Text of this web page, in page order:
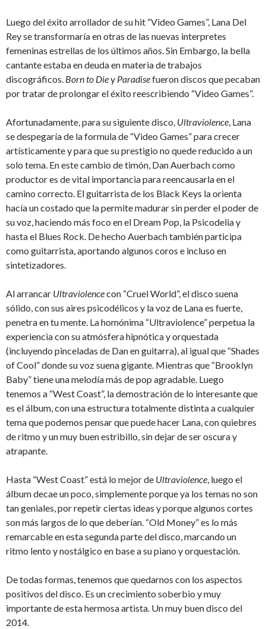
Luego del éxito arrollador de su hit “Video Games”, Lana Del
Rey se transformaría en otras de las nuevas interpretes
femeninas estrellas de los últimos años. Sin Embargo, la bella
cantante estaba en deuda en materia de trabajos
discográficos. Born to Diey Paradisefueron discos que pecaban
por tratar de prolongar el éxito reescribiendo “Video Games”.
Afortunadamente, para su siguiente disco, Ultraviolence, Lana
se despegaría de la formula de “Video Games” para crecer
artísticamente y para que su prestigio no quede reducido a un
solo tema. En este cambio de timón, Dan Auerbach como
productor es de vital importancia para reencausarla en el
camino correcto. El guitarrista de los Black Keys la orienta
hacía un costado que la permite madurar sin perder el poder de
su voz, haciendo más foco en el Dream Pop, la Psicodelia y
hasta el Blues Rock. De hecho Auerbach también participa
como guitarrista, aportando algunos coros e incluso en
sintetizadores.
Al arrancar Ultraviolencecon “Cruel World”, el disco suena
sólido, con sus aires psicodélicos y la voz de Lana es fuerte,
penetra en tu mente. La homónima “Ultraviolence” perpetua la
experiencia con su atmósfera hipnótica y orquestada
(incluyendo pinceladas de Dan en guitarra), al igual que “Shades
of Cool” donde su voz suena gigante. Mientras que “Brooklyn
Baby” tiene una melodía más de pop agradable. Luego
tenemos a “West Coast”, la demostración de lo interesante que
es el álbum, con una estructura totalmente distinta a cualquier
tema que podemos pensar que puede hacer Lana, con quiebres
de ritmo y un muy buen estribillo, sin dejar de ser oscura y
atrapante.
Hasta “West Coast” está lo mejor de Ultraviolence, luego el
álbum decae un poco, simplemente porque ya los temas no son
tan geniales, por repetir ciertas ideas y porque algunos cortes
son más largos de lo que deberían. “Old Money” es lo más
remarcable en esta segunda parte del disco, marcando un
ritmo lento y nostálgico en base a su piano y orquestación.
De todas formas, tenemos que quedarnos con los aspectos
positivos del disco. Es un crecimiento soberbio y muy
importante de esta hermosa artista. Un muy buen disco del
2014.